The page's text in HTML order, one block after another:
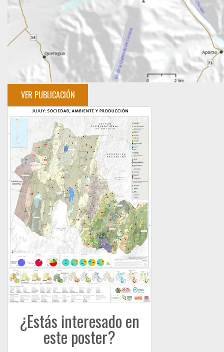
VER PUBLICACIÓN
¿Estás interesado en
este poster?